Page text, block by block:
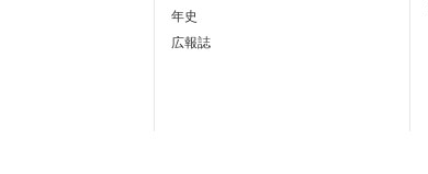
年史
広報誌